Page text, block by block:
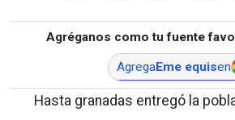
Agréganos como tu fuente
AgregaEme equisen
Hasta granadas entregó la